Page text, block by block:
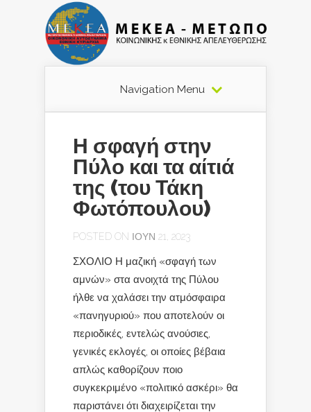
Navigation Menu
Η σφαγή στην
Πύλο και τα αίτιά
της (του Τάκη
Φωτόπουλου)
POSTED ON ΙΟΎΝ 21, 2023
ΣΧΟΛΙΟ Η μαζική «σφαγή των
αμνών» στα ανοιχτά της Πύλου
ήλθε να χαλάσει την ατμόσφαιρα
«πανηγυριού» που αποτελούν οι
περιοδικές, εντελώς ανούσιες,
γενικές εκλογές, οι οποίες βέβαια
απλώς καθορίζουν ποιο
συγκεκριμένο «πολιτικό ασκέρι» θα
παριστάνει ότι διαχειρίζεται την